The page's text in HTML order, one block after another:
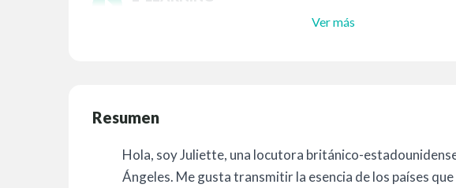
Ver más
Resumen
Hola, soy Juliette, una locutora británico-
Ángeles. Me gusta transmitir la esencia de los países